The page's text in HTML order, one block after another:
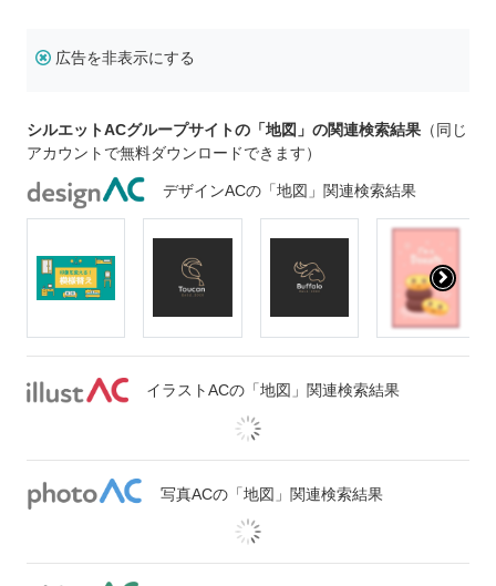
広告を非表示にする
シルエットACグループサイトの「地図」の関連検索結果 （同じ
アカウントで無料ダウンロードできます）
デザインACの「地図」関連検索結果
イラストACの「地図」関連検索結果
写真ACの「地図」関連検索結果